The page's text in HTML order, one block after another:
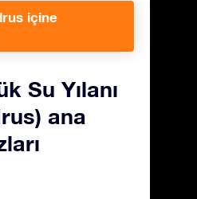
içine
Su Yılanı
ana